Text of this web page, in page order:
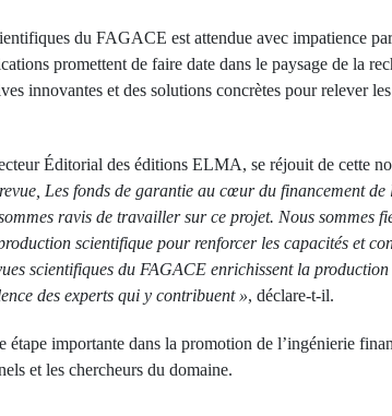
du FAGACE est attendue avec impatience
promettent de faire date dans le paysage de la
innovantes et des solutions concrètes pour relever
Éditorial des éditions ELMA, se réjouit de cette
Les fonds de garantie au cœur du financement
ravis de travailler sur ce projet. Nous sommes
scientifique pour renforcer les capacités et
scientifiques du FAGACE enrichissent la
des experts qui y contribuent », déclare-t-il.
étape importante dans la promotion de l’ingénierie
et les chercheurs du domaine.